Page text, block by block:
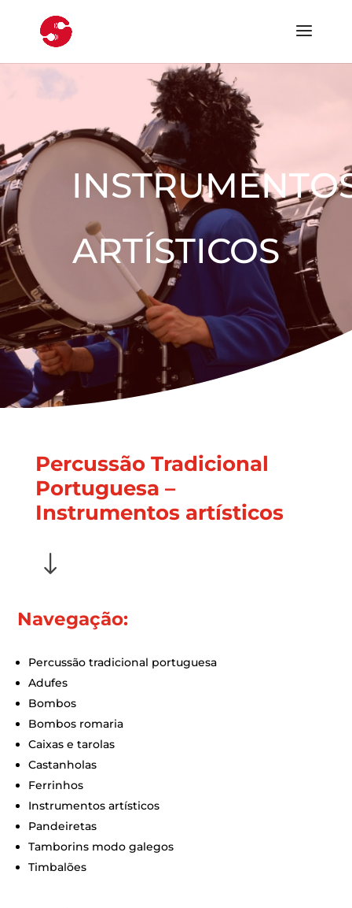
ARTÍSTICOS
Percussão Tradicional
Portuguesa –
Instrumentos artísticos
"
Navegação:
Percussão tradicional portuguesa
Adufes
Bombos
Bombos romaria
Caixas e tarolas
Castanholas
Ferrinhos
Instrumentos artísticos
Pandeiretas
Tamborins modo galegos
Timbalões